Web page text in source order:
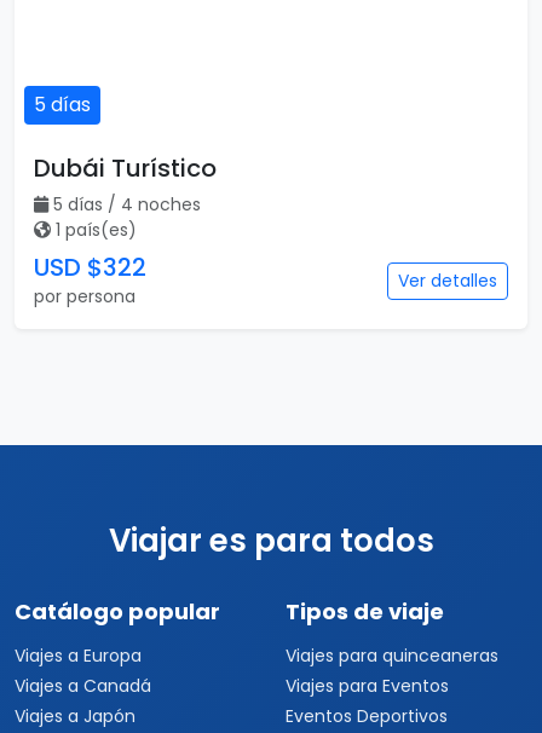
5 días
Dubái Turístico
5 días / 4 noches
1 país(es)
USD $322
por persona
Ver detalles
Viajar es para todos
Catálogo popular
Viajes a Europa
Viajes a Canadá
Viajes a Japón
Tipos de viaje
Viajes para quinceaneras
Viajes para Eventos
Eventos Deportivos